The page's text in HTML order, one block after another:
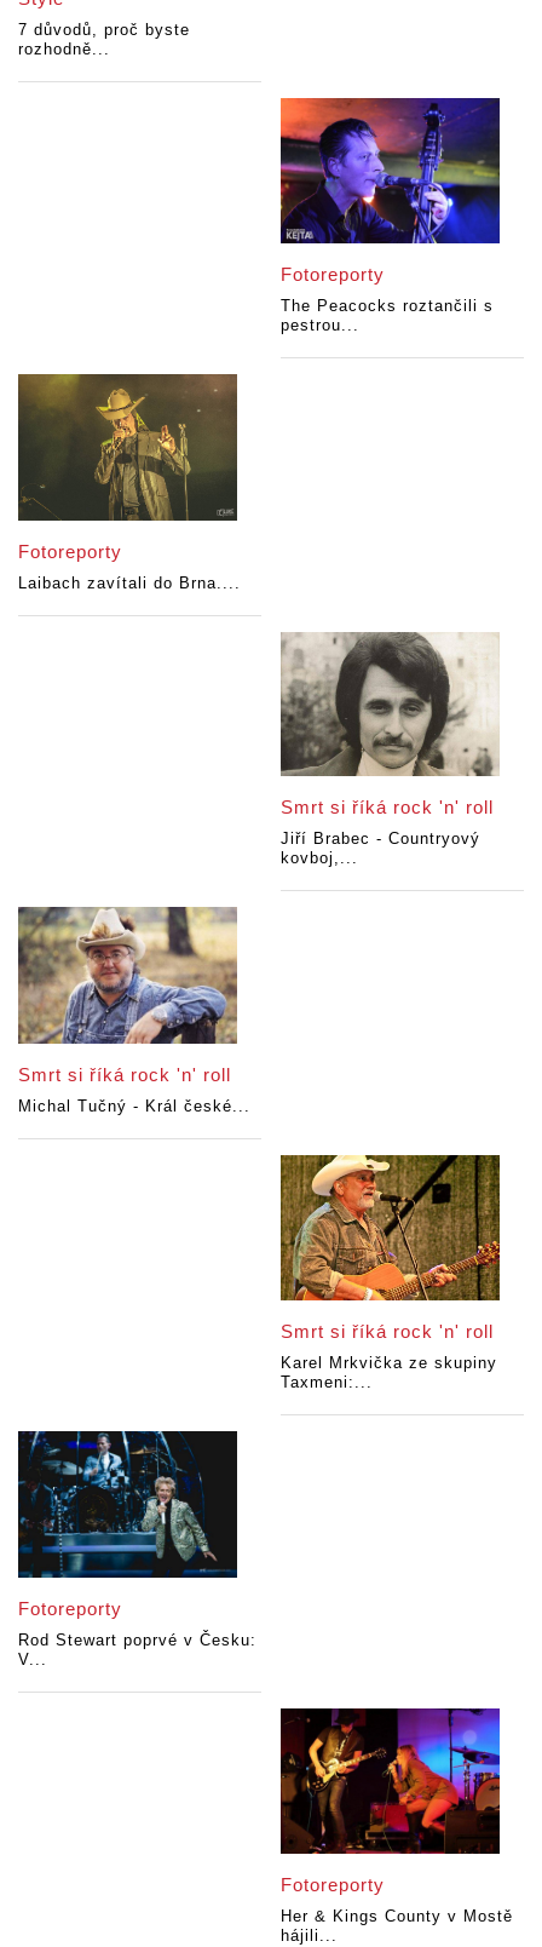
7 důvodů, proč byste
rozhodně...
Fotoreporty
The Peacocks roztančili s
pestrou...
Fotoreporty
Laibach zavítali do Brna....
Smrt si říká rock 'n' roll
Jiří Brabec - Countryový
kovboj,...
Smrt si říká rock 'n' roll
Michal Tučný - Král české...
Smrt si říká rock 'n' roll
Karel Mrkvička ze skupiny
Taxmeni:...
Fotoreporty
Rod Stewart poprvé v Česku:
V...
Fotoreporty
Her & Kings County v Mostě
hájili...